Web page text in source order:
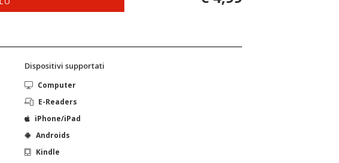
Dispositivi supportati
Computer
E-Readers
iPhone/iPad
Androids
Kindle